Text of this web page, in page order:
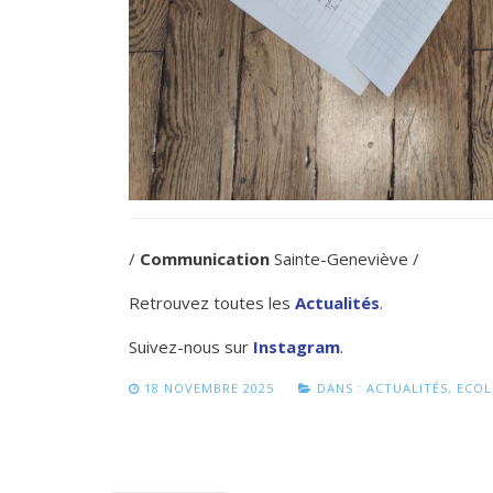
/ Communication Sainte-Geneviève /
Retrouvez toutes les Actualités.
Suivez-nous sur Instagram.
18 NOVEMBRE 2025 DANS : ACTUALITÉS,